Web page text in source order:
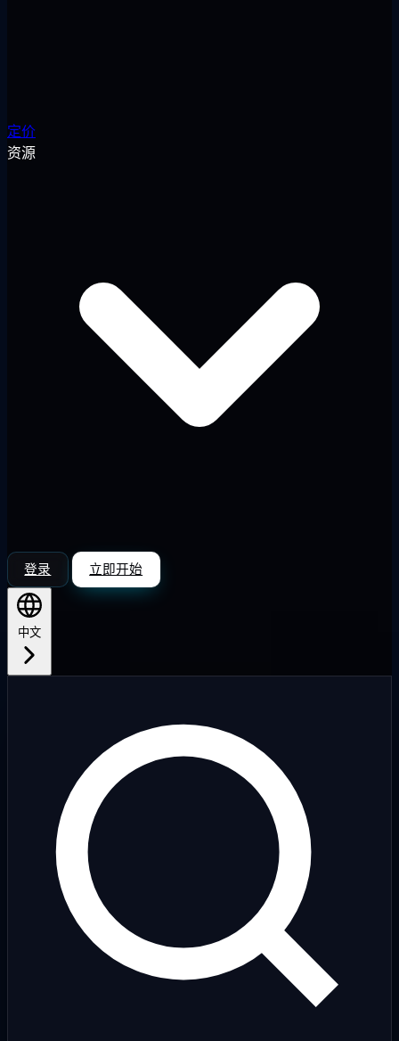
定价
资源
登录 立即开始
中文